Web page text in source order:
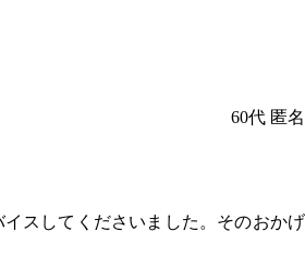
60代 匿名
スしてくださいました。そのおかげ